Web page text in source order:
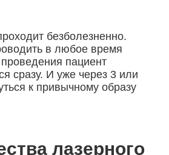
безболезненно.
в любое время
пациент
сразу. И уже через 3 или
к привычному образу
лазерного